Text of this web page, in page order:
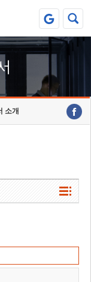
소개